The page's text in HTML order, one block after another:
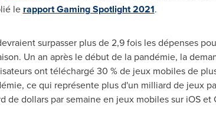
le rapport Gaming Spotlight 2021.
surpasser plus de 2,9 fois les dépenses
Un an après le début de la pandémie, la
ont téléchargé 30 % de jeux mobiles de
ce qui représente plus d'un milliard de jeux
de dollars par semaine en jeux mobiles sur iOS et